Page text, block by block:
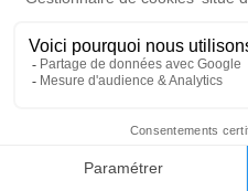
Faire-part
Cérémonie religieuse
Église Sainte -
3 Bd Bontemps